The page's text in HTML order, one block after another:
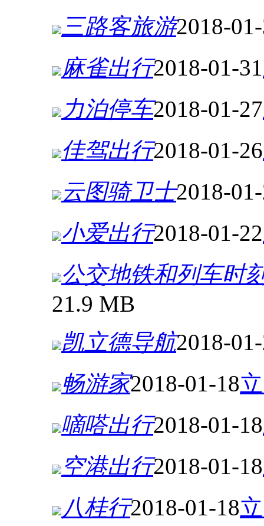
三路客旅游2018-
麻雀出行2018-01-31
力泊停车2018-01-27
佳驾出行2018-01-26
云图骑卫士2018-
小爱出行2018-01-22
公交地铁和列车时
21.9 MB
凯立德导航2018-
畅游家2018-01-18
嘀嗒出行2018-01-18
空港出行2018-01-18
八桂行2018-01-18